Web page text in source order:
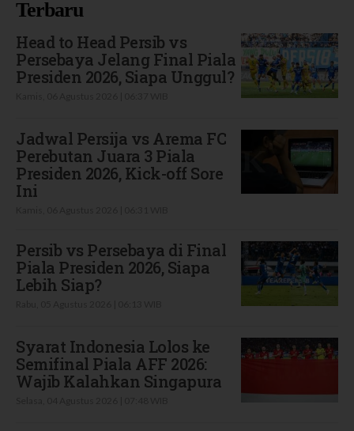
Terbaru
Head to Head Persib vs
Persebaya Jelang Final Piala
Presiden 2026, Siapa Unggul?
Jadwal Persija vs Arema FC
Perebutan Juara 3 Piala
Presiden 2026, Kick-off Sore
Ini
Persib vs Persebaya di Final
Piala Presiden 2026, Siapa
Lebih Siap?
Syarat Indonesia Lolos ke
Semifinal Piala AFF 2026:
Wajib Kalahkan Singapura